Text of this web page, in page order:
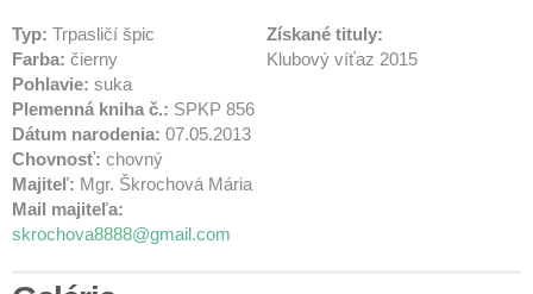
Typ: Trpasličí špic
Farba: čierny
Pohlavie: suka
Plemenná kniha č.: SPKP 856
Dátum narodenia: 07.05.2013
Chovnosť: chovný
Majiteľ: Mgr. Škrochová Mária
Mail majiteľa:
skrochova8888@gmail.com
Získané tituly:
Klubový víťaz 2015